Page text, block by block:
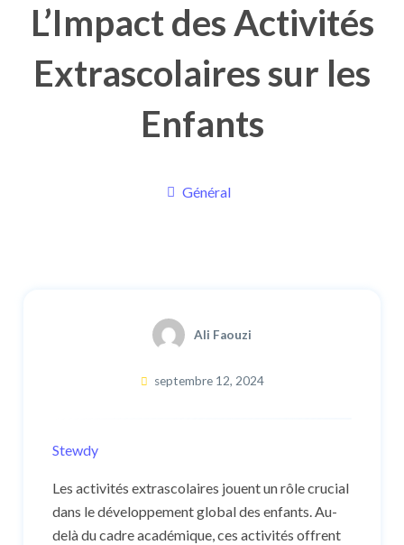
L’Impact des Activités
Extrascolaires sur les
Enfants
Général
Ali Faouzi
septembre 12, 2024
Stewdy
Les activités extrascolaires jouent un rôle crucial
dans le développement global des enfants. Au-
delà du cadre académique, ces activités offrent